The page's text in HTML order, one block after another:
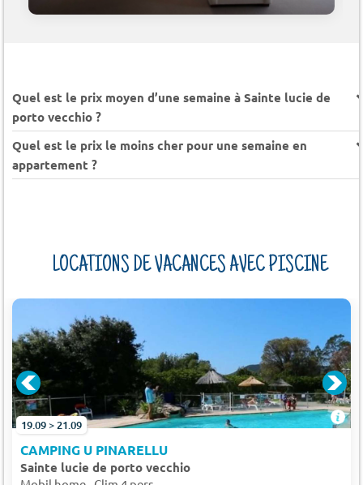
Quel est le prix moyen d’une semaine à Sainte lucie de
porto vecchio ?
Quel est le prix le moins cher pour une semaine en
appartement ?
LOCATIONS DE VACANCES AVEC PISCINE
19.09 > 21.09
CAMPING U PINARELLU
Sainte lucie de porto vecchio